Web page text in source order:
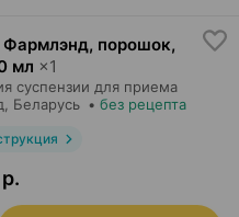
порошок,
мл ×1
суспензии для приема
, Беларусь • без рецепта